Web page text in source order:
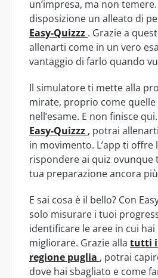
un’impresa, ma non
disposizione un alleato di
Easy-Quizzz . Grazie a
allenarti come in un vero
vantaggio di farlo quando
Il simulatore ti mette alla
mirate, proprio come
nell’esame. E non finisce qui.
Easy-Quizzz , potrai
in movimento. L’app ti offre
rispondere ai quiz ovunque
tua preparazione ancora
E sai cosa è il bello? Con
solo misurare i tuoi
identificare le aree in cui
migliorare. Grazie alla tutti i
regione puglia , potrai
dove hai sbagliato e come